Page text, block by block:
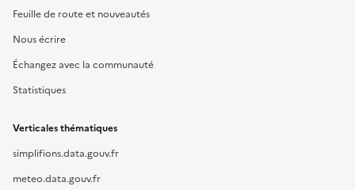
Feuille de route et nouveautés
Nous écrire
Échangez avec la communauté
Statistiques
Verticales thématiques
simplifions.data.gouv.fr
meteo.data.gouv.fr